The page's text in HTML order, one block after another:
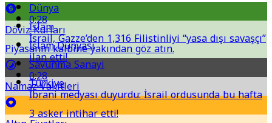
Döviz Kurları
Piyasanın kalbine yakından göz atın.
Namaz Vakitleri
Dünya
İslam
İslam Dünyası
Savunma Sanayi
Türkiye
0:28
İsrail, Gazze’den 1,316 Filistinliyi “yasa dışı savaşçı”
ilan etti!
0:28
İbrani medyası duyurdu: İsrail ordusunda bu hafta
3 asker intihar etti!